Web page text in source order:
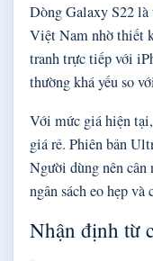
Dòng Galaxy S22 là
Việt Nam nhờ thiết
tranh trực tiếp với
thường khá yếu so
Với mức giá hiện
giá rẻ. Phiên bản
Người dùng nên cân
ngân sách eo hẹp và
Nhận định từ